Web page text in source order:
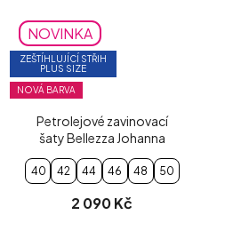
NOVINKA
ZEŠTÍHLUJÍCÍ STŘIH
PLUS SIZE
NOVÁ BARVA
Petrolejové zavinovací
šaty Bellezza Johanna
40 42 44 46 48 50
2 090 Kč